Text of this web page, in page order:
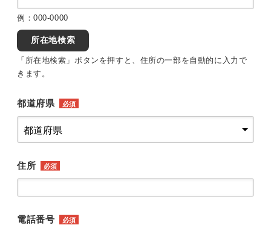
例：000-0000
所在地検索
「所在地検索」ボタンを押すと、住所の一部を自動的に入力で
きます。
都道府県 必須
住所 必須
電話番号 必須